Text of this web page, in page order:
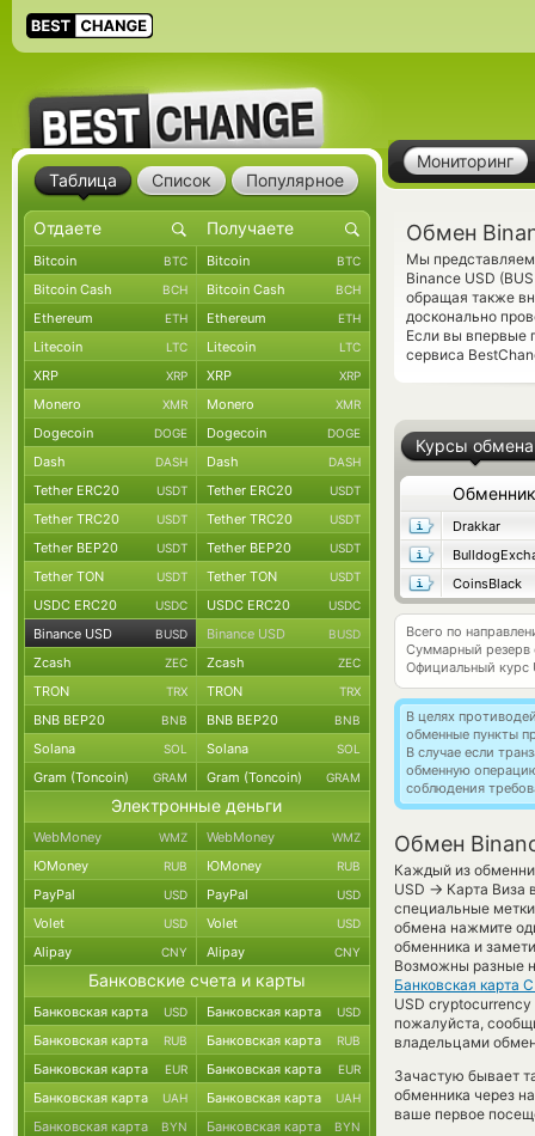
Мониторинг
Обмен
Мы представляем
Binance USD
обращая также
досконально
Если вы впервые
сервиса
Курсы обмена
Обменник
Drakkar
CoinsBlack
Всего по
Суммарный резерв
Официальный курс
В целях
обменные пункты
В случае если
обменную
соблюдения
Обмен
Каждый из
USD → Карта Виза
специальные
обмена нажмите
обменника и
Возможны разные
Банковская карта
USD cryptocurrency
пожалуйста,
владельцами
Зачастую бывает
обменника через
ваше первое
Таблица Список Популярное
Bitcoin BTC Bitcoin BTC
Bitcoin Cash BCH Bitcoin Cash BCH
Ethereum ETH Ethereum ETH
Litecoin LTC Litecoin LTC
XRP XRP XRP XRP
Monero XMR Monero XMR
Dogecoin DOGE Dogecoin DOGE
Dash DASH Dash DASH
Tether ERC20 USDT Tether ERC20 USDT
Tether TRC20 USDT Tether TRC20 USDT
Tether BEP20 USDT Tether BEP20 USDT
Tether TON USDT Tether TON USDT
USDC ERC20 USDC USDC ERC20 USDC
Binance USD BUSD Binance USD BUSD
Zcash ZEC Zcash ZEC
TRON TRX TRON TRX
BNB BEP20 BNB BNB BEP20 BNB
Solana SOL Solana SOL
Gram (Toncoin) GRAM Gram (Toncoin) GRAM
Электронные деньги
WebMoney WMZ WebMoney WMZ
ЮMoney RUB ЮMoney RUB
PayPal USD PayPal USD
Volet USD Volet USD
Alipay CNY Alipay CNY
Банковские счета и карты
Банковская карта USD Банковская карта USD
Банковская карта RUB Банковская карта RUB
Банковская карта EUR Банковская карта EUR
Банковская карта UAH Банковская карта UAH
Банковская карта BYN Банковская карта BYN